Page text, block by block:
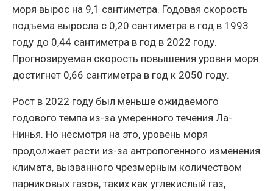
моря вырос на 9,1 сантиметра. Годовая скорость
подъема выросла с 0,20 сантиметра в год в 1993
году до 0,44 сантиметра в год в 2022 году.
Прогнозируемая скорость повышения уровня моря
достигнет 0,66 сантиметра в год к 2050 году.
Рост в 2022 году был меньше ожидаемого
годового темпа из-за умеренного течения Ла-
Нинья. Но несмотря на это, уровень моря
продолжает расти из-за антропогенного изменения
климата, вызванного чрезмерным количеством
парниковых газов, таких как углекислый газ,